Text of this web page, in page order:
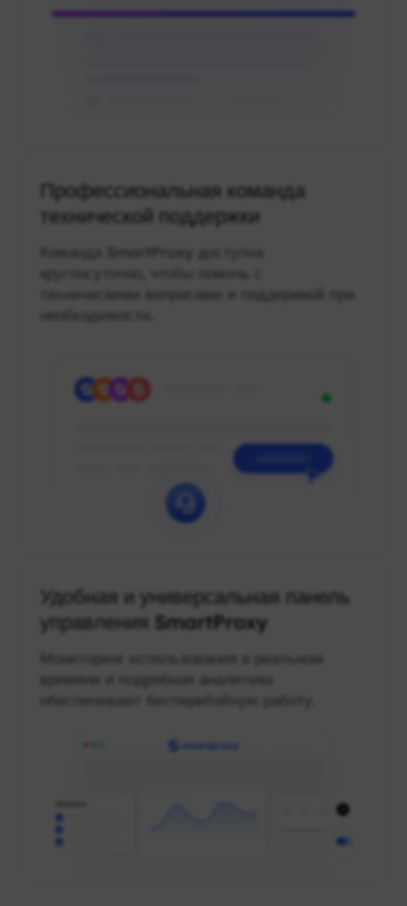
Профессиональная команда
технической поддержки
Команда SmartProxy доступна
круглосуточно, чтобы помочь с
техническими вопросами и поддержкой при
необходимости.
Удобная и универсальная панель
управления SmartProxy
Мониторинг использования в реальном
времени и подробная аналитика
обеспечивают бесперебойную работу.